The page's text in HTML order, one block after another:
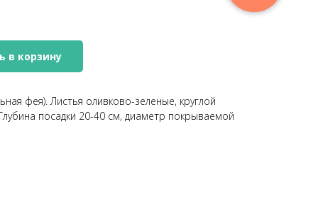
в корзину
фея). Листья оливково-зеленые, круглой
посадки 20-40 см, диаметр покрываемой